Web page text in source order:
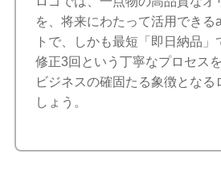
を、将来にわたって活用できる
トで、しかも最短「即日納品」
修正3回という丁寧なプロセス
ビジネスの確固たる象徴となる
しょう。